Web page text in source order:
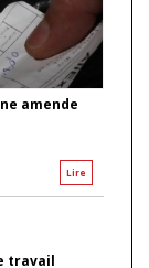
amende
Lire
travail